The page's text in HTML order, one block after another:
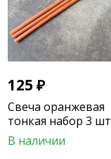
125₽
Свеча оранжевая
тонкая набор 3 шт
В наличии